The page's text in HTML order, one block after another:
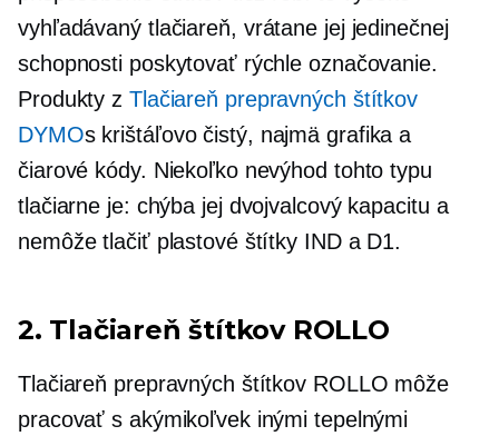
vyhľadávanýtlačiareň, vrátane jej jedinečnej
schopnosti poskytovať rýchle označovanie.
Produkty z Tlačiareň prepravných štítkov
DYMOs krištáľovo čistý, najmä grafika a
čiarové kódy. Niekoľko nevýhod tohto typu
tlačiarne je: chýba jej dvojvalcovýkapacitu a
nemôže tlačiť plastové štítky IND a D1.
2. Tlačiareň štítkov ROLLO
Tlačiareň prepravných štítkov ROLLO môže
pracovať s akýmikoľvek inými tepelnými